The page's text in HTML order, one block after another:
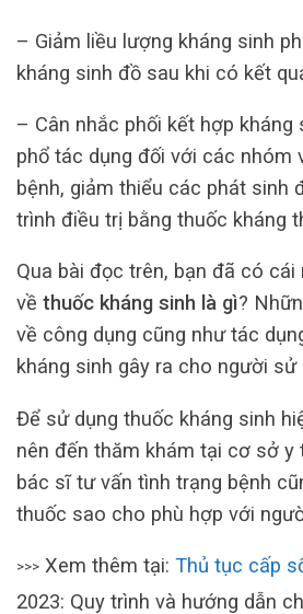
– Giảm liều lượng kháng sinh
kháng sinh đồ sau khi có kết
– Cân nhắc phối kết hợp kháng
phổ tác dụng đối với các nhóm
bệnh, giảm thiểu các phát sinh
trình điều trị bằng thuốc kháng
Qua bài đọc trên, bạn đã có cái
về thuốc kháng sinh là gì?
về công dụng cũng như tác
kháng sinh gây ra cho người sử
Để sử dụng thuốc kháng sinh
nên đến thăm khám tại cơ sở y
bác sĩ tư vấn tình trạng bệnh
thuốc sao cho phù hợp với
>>> Xem thêm tại: Thủ tục cấp
2023: Quy trình và hướng dẫn